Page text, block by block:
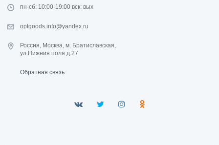
пн-сб: 10:00-19:00 вск: вых
optgoods.info@yandex.ru
Россия, Москва, м. Братиславская,
ул.Нижния поля д.27
Обратная связь